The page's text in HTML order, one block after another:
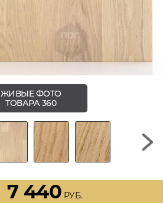
ЖИВЫЕ ФОТО
ТОВАРА 360
7 440 РУБ.